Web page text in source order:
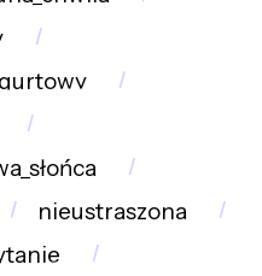
nieustraszona